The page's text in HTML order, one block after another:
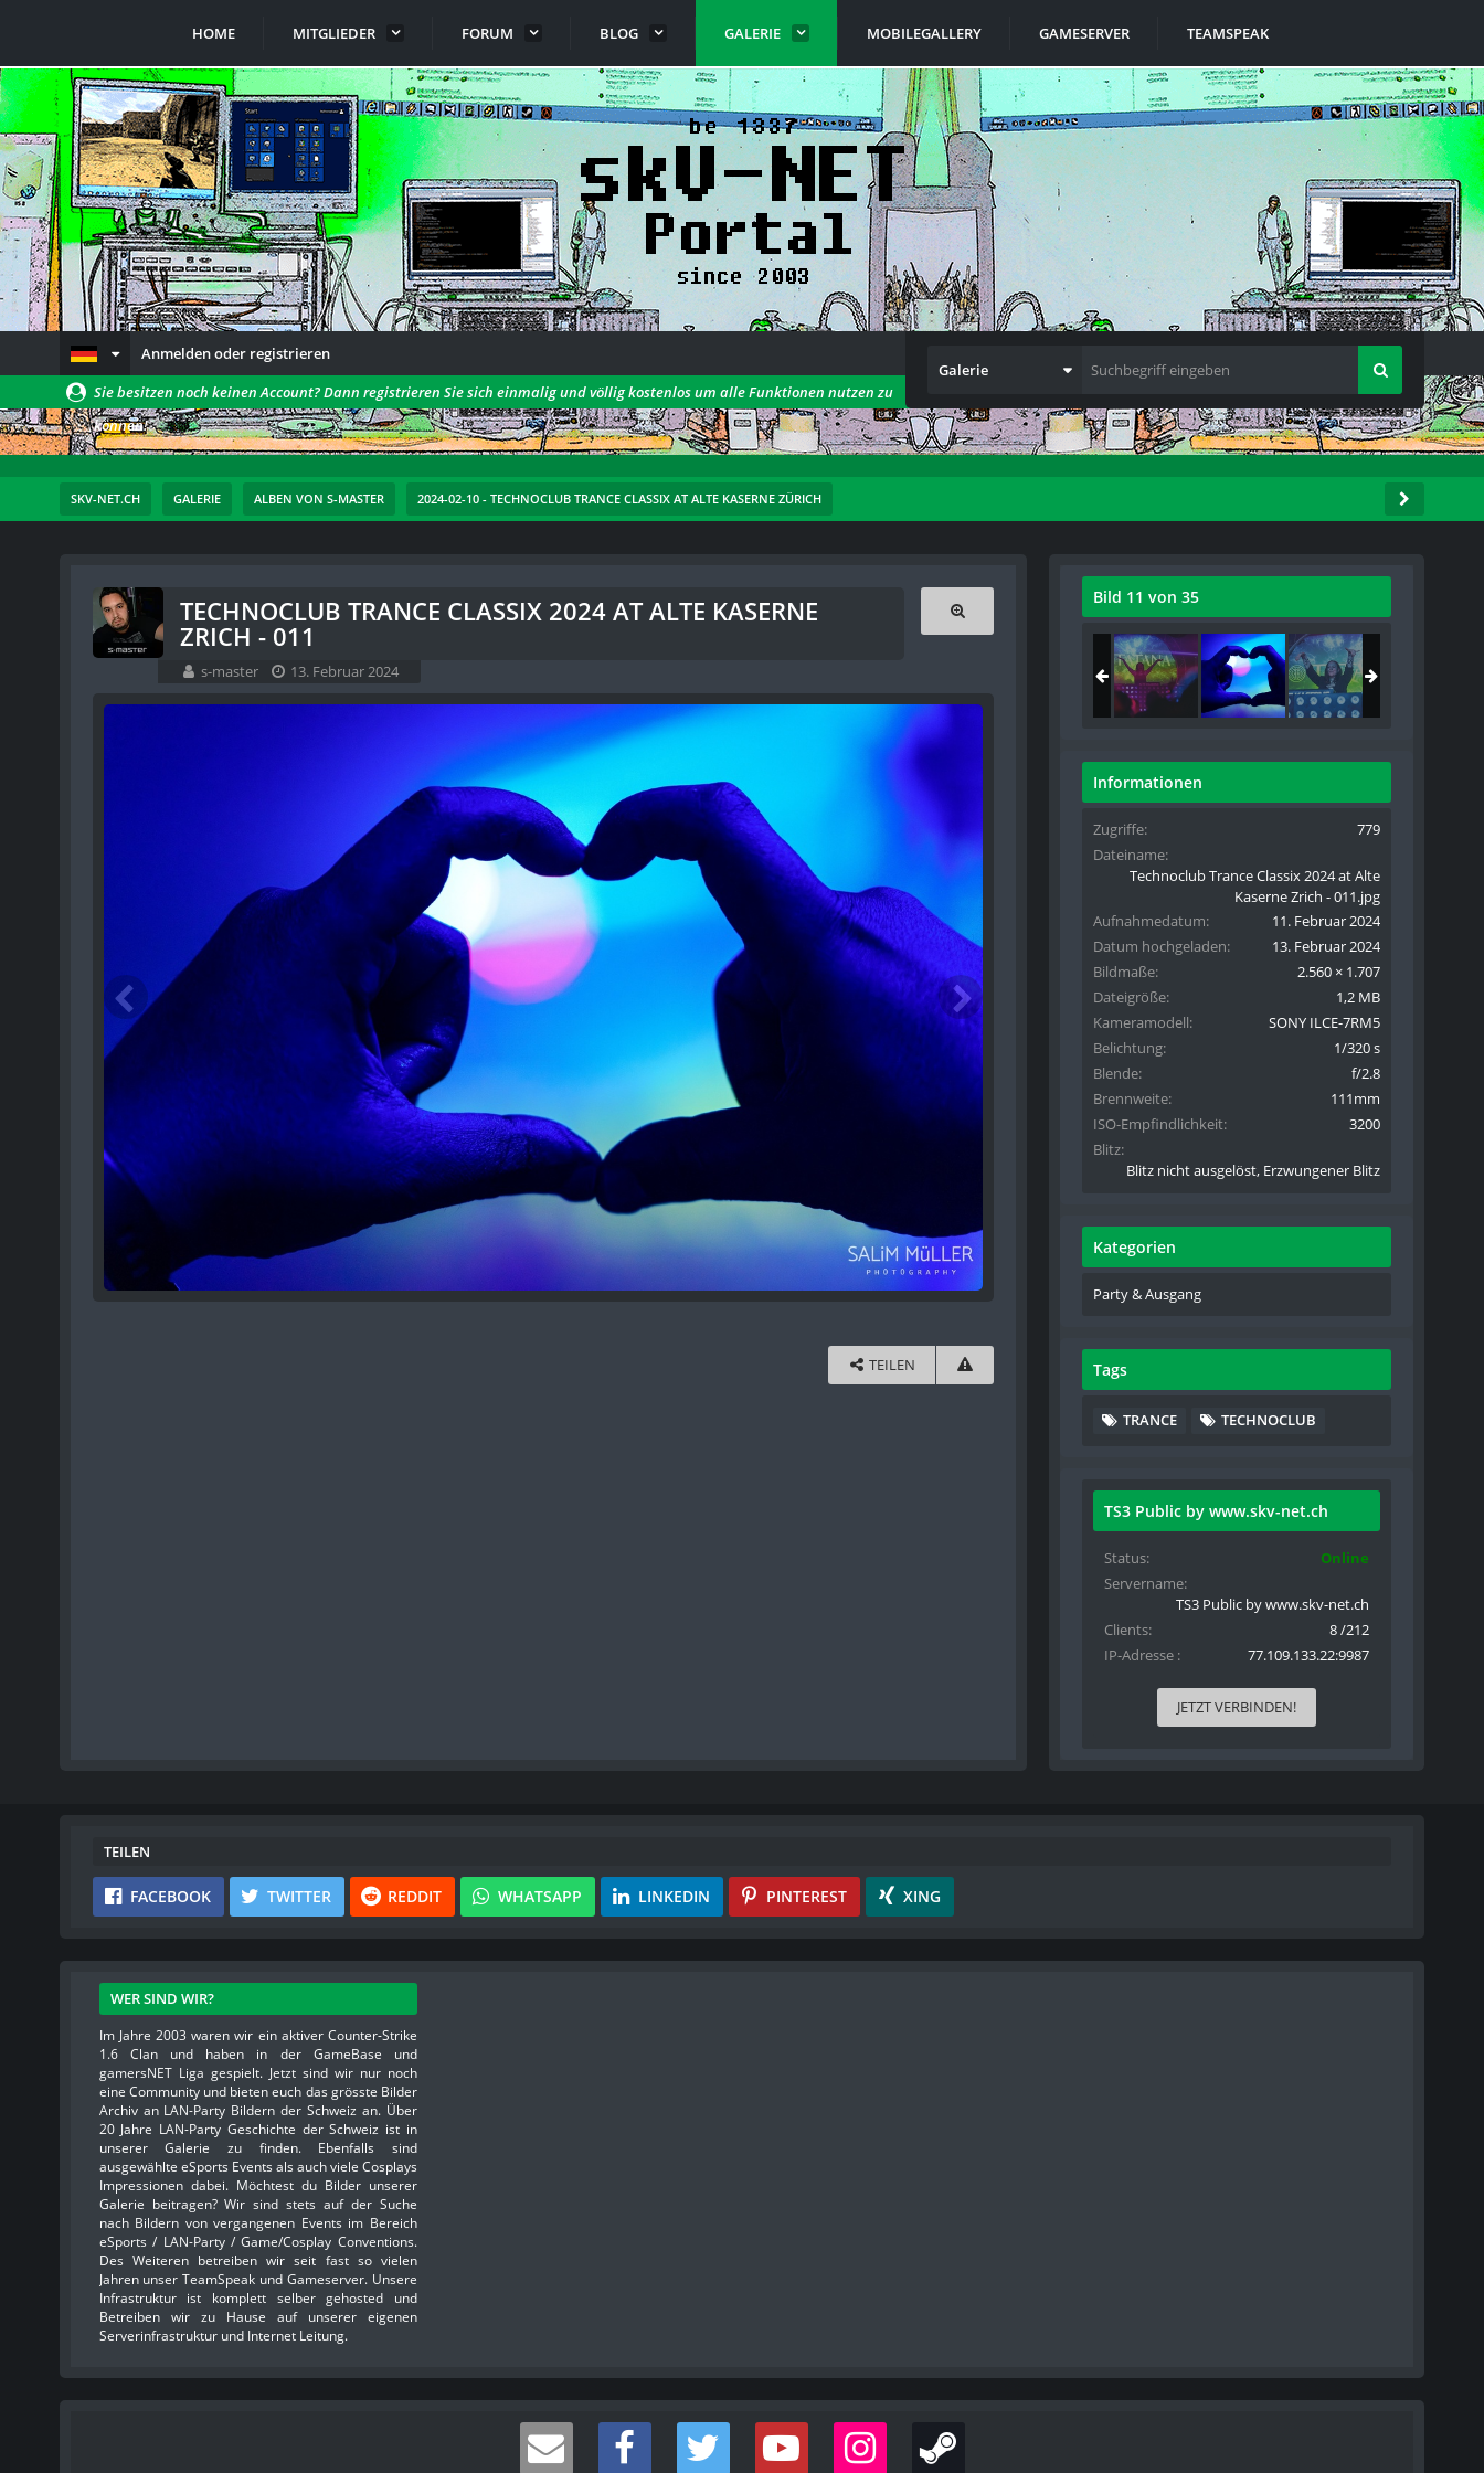
HOME MITGLIEDER FORUM BLOG GALERIE MOBILEGALLERY GAMESERVER TEAMSPEAK
Anmelden oder registrieren
Galerie
Sie besitzen noch keinen Account? Dann registrieren Sie sich einmalig und völlig kostenlos um alle Funktionen nutzen zu
können!
SKV-NET.CH GALERIE ALBEN VON S-MASTER 2024-02-10 - TECHNOCLUB TRANCE CLASSIX AT ALTE KASERNE ZÜRICH
TECHNOCLUB TRANCE CLASSIX 2024 AT ALTE KASERNE
ZRICH - 011
s-master 13. Februar 2024
TEILEN
Bild 11 von 35
Informationen
Zugriffe
779
Dateiname
Technoclub Trance Classix 2024 at Alte
Kaserne Zrich - 011.jpg
Aufnahmedatum
11. Februar 2024
Datum hochgeladen
13. Februar 2024
Bildmaße
2.560 × 1.707
Dateigröße
1,2 MB
Kameramodell
SONY ILCE-7RM5
Belichtung
1/320 s
Blende
f/2.8
Brennweite
111mm
ISO-Empfindlichkeit
3200
Blitz
Blitz nicht ausgelöst, Erzwungener Blitz
Kategorien
Party & Ausgang
Tags
TRANCE TECHNOCLUB
TS3 Public by www.skv-net.ch
Status
Online
Servername
TS3 Public by www.skv-net.ch
Clients
8 /212
IP-Adresse
77.109.133.22:9987
JETZT VERBINDEN!
TEILEN
FACEBOOK TWITTER REDDIT WHATSAPP LINKEDIN PINTEREST XING
WER SIND WIR?
Im Jahre 2003 waren wir ein aktiver Counter-Strike
1.6 Clan und haben in der GameBase und
gamersNET Liga gespielt. Jetzt sind wir nur noch
eine Community und bieten euch das grösste Bilder
Archiv an LAN-Party Bildern der Schweiz an. Über
20 Jahre LAN-Party Geschichte der Schweiz ist in
unserer Galerie zu finden. Ebenfalls sind
ausgewählte eSports Events als auch viele Cosplays
Impressionen dabei. Möchtest du Bilder unserer
Galerie beitragen? Wir sind stets auf der Suche
nach Bildern von vergangenen Events im Bereich
eSports / LAN-Party / Game/Cosplay Conventions.
Des Weiteren betreiben wir seit fast so vielen
Jahren unser TeamSpeak und Gameserver. Unsere
Infrastruktur ist komplett selber gehosted und
Betreiben wir zu Hause auf unserer eigenen
Serverinfrastruktur und Internet Leitung.